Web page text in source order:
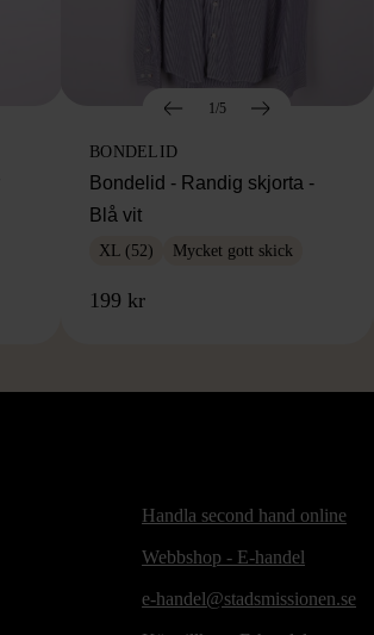
1/5
BONDELID
Bondelid - Randig skjorta -
Blå vit
XL (52) Mycket gott skick
199 kr
Handla second hand online
Webbshop - E-handel
e-handel@stadsmissionen.se